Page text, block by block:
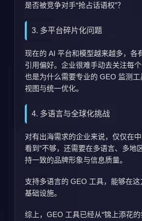
是否被竞争对手“抢占话语权”？
3. 多平台碎片化问题
现在的 AI 平台和模型越来越多，各
引用偏好。企业很难手动去关注每
也是为什么需要专业的 GEO 监测
视图与统一优化。
4. 多语言与全球化挑战
对有出海需求的企业来说，仅仅在
看到”不够，还需要在多语言、多地
持一致的品牌形象与信息质量。
支持多语言的 GEO 工具，能够在
基础设施。
综上，GEO 工具已经从“锦上添花的